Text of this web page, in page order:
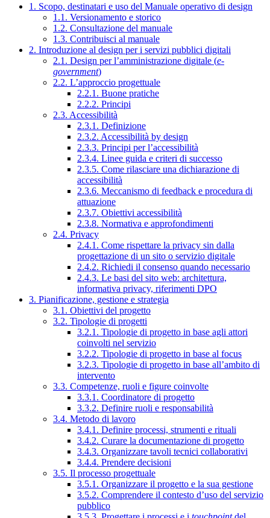
1. Scopo, destinatari e uso del Manuale operativo di design
1.1. Versionamento e storico
1.2. Consultazione del manuale
1.3. Contribuisci al manuale
2. Introduzione al design per i servizi pubblici digitali
2.1. Design per l’amministrazione digitale (e-
government)
2.2. L’approccio progettuale
2.2.1. Buone pratiche
2.2.2. Principi
2.3. Accessibilità
2.3.1. Definizione
2.3.2. Accessibilità by design
2.3.3. Principi per l’accessibilità
2.3.4. Linee guida e criteri di successo
2.3.5. Come rilasciare una dichiarazione di
accessibilità
2.3.6. Meccanismo di feedback e procedura di
attuazione
2.3.7. Obiettivi accessibilità
2.3.8. Normativa e approfondimenti
2.4. Privacy
2.4.1. Come rispettare la privacy sin dalla
progettazione di un sito o servizio digitale
2.4.2. Richiedi il consenso quando necessario
2.4.3. Le basi del sito web: architettura,
informativa privacy, riferimenti DPO
3. Pianificazione, gestione e strategia
3.1. Obiettivi del progetto
3.2. Tipologie di progetti
3.2.1. Tipologie di progetto in base agli attori
coinvolti nel servizio
3.2.2. Tipologie di progetto in base al focus
3.2.3. Tipologie di progetto in base all’ambito di
intervento
3.3. Competenze, ruoli e figure coinvolte
3.3.1. Coordinatore di progetto
3.3.2. Definire ruoli e responsabilità
3.4. Metodo di lavoro
3.4.1. Definire processi, strumenti e rituali
3.4.2. Curare la documentazione di progetto
3.4.3. Organizzare tavoli tecnici collaborativi
3.4.4. Prendere decisioni
3.5. Il processo progettuale
3.5.1. Organizzare il progetto e la sua gestione
3.5.2. Comprendere il contesto d’uso del servizio
pubblico